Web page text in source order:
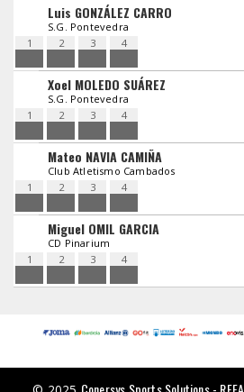
Luis GONZÁLEZ CARRO
S.G. Pontevedra
1
2 3 4
Xoel MOLEDO SUÁREZ
S.G. Pontevedra
1
2 3 4
Mateo NAVIA CAMIÑA
Club Atletismo Cambados
1
2 3 4
Miguel OMIL GARCIA
CD Pinarium
1
2 3 4